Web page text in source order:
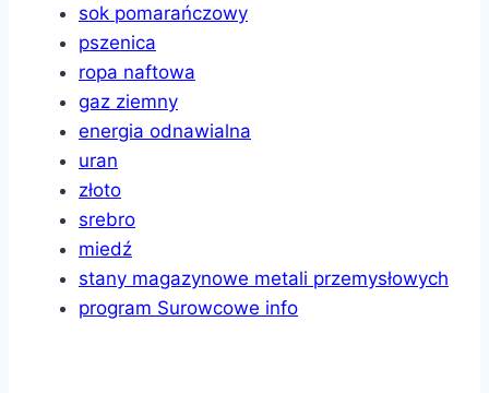
sok pomarańczowy
pszenica
ropa naftowa
gaz ziemny
energia odnawialna
uran
złoto
srebro
miedź
stany magazynowe metali przemysłowych
program Surowcowe info